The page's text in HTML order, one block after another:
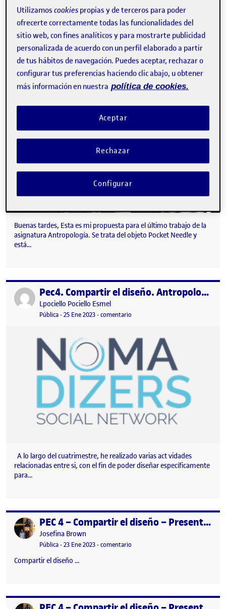
he creado una presentación para la comunidad en cuestión.
Pocket Needle…
Publicado por PEC4 – Compartir del diseño. Presentación I
Publicado por
Carolina Gómez Alemany
Visibilidad:
Pública -Fecha de publicación
25 Ene 202325 enero, 2023 11:06 pm
-comentarioen PEC4 – Compartir del diseño.
Buenas tardes, Esta es mi propuesta para el último trabajo de la
asignatura Antropología. Se trata del objeto Pocket Needle y
está…
Publicado por Pec4. Compartir el diseño. Antropología del diseño
Publicado por
Lpociello Pociello Esmel
Visibilidad:
Pública-Fecha de publicación
25 Ene 2023-comentario
A lo largo del cuatrimestre, he realizado varias act vidades
relacionadas entre si, con el fin de poder diseñar específicamente
para…
Publicado por PEC 4 – Compartir el diseño – Presentación
Publicado por
Josefina Brown
Visibilidad:
Pública-Fecha de publicación
23 Ene 202317 mayo, 2023 5:26 pm
-comentario
Compartir el diseño …
Utilizamoscookies propias y de terceros para poder
ofrecerte correctamente todas las funcionalidades del
sitio web, con fines analíticos y para mostrarte publicidad
personalizada de acuerdo con un perfil elaborado a partir
de tus hábitos de navegación. Puedes aceptar, rechazar o
configurar tus preferencias haciendo clic abajo, u obtener
más información en nuestra política de cookies.
Rechazar
Aceptar
Configurar